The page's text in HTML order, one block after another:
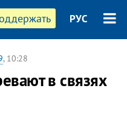
РУС
, 10:28
в связях